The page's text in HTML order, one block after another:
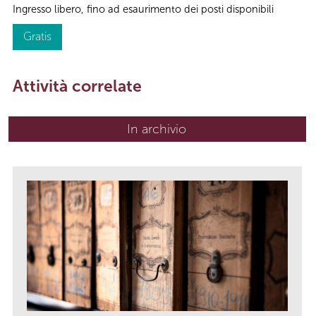
Ingresso libero, fino ad esaurimento dei posti disponibili
Gratis
Attività correlate
In archivio